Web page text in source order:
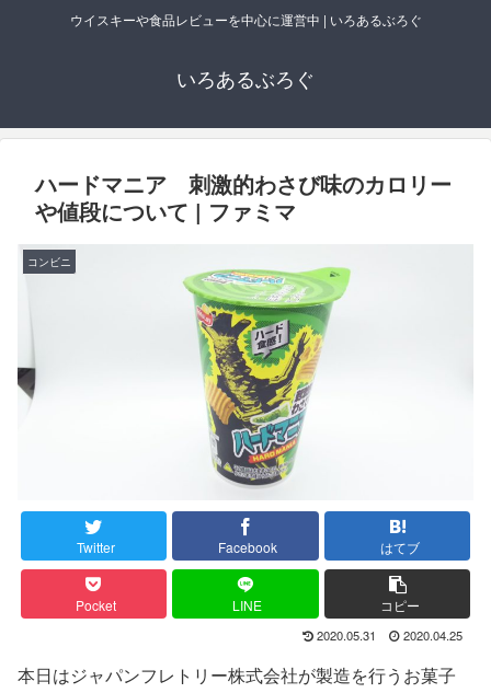
ウイスキーや食品レビューを中心に運営中 | いろあるぶろぐ
いろあるぶろぐ
ハードマニア 刺激的わさび味のカロリー
や値段について | ファミマ
コンビニ
Twitter Facebook はてブ
Pocket LINE コピー
2020.05.31 2020.04.25
本日はジャパンフレトリー株式会社が製造を行うお菓子